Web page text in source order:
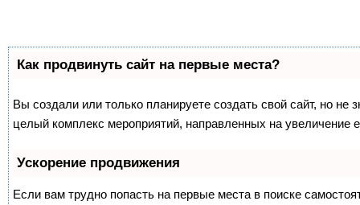
Как продвинуть сайт на первые места?
Вы создали или только планируете создать свой сайт, но не
целый комплекс мероприятий, направленных на увеличение
Ускорение продвижения
Если вам трудно попасть на первые места в поиске